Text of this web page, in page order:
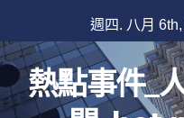
至
內
容
週四. 八月
熱點事件_